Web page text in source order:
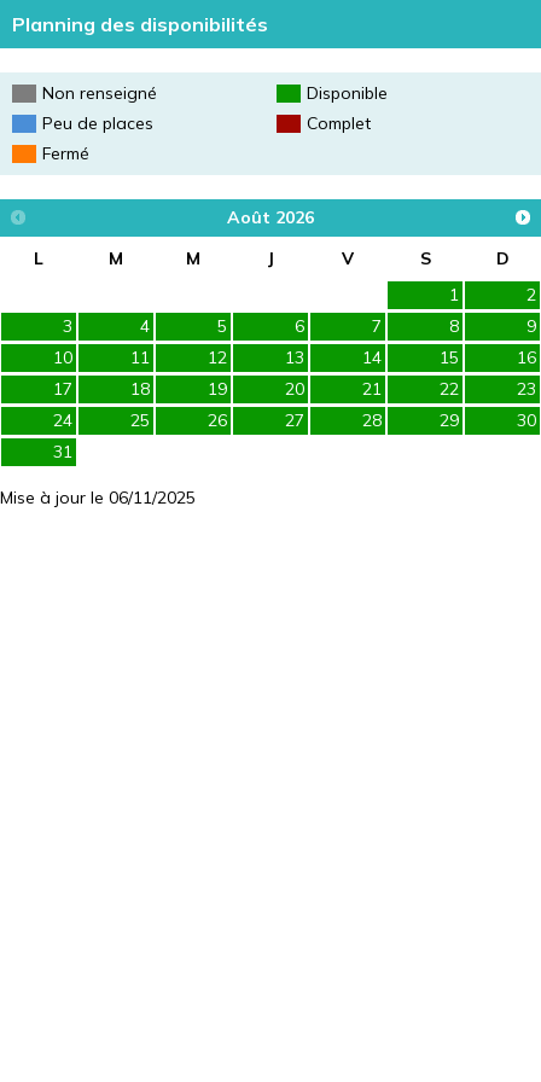
Planning des disponibilités
Non renseigné
Disponible
Peu de places
Complet
Fermé
Août 2026
L
M M J V S
D
1
2
3
4 5 6 7 8
9
10
11 12 13 14 15
16
17
18 19 20 21 22
23
24
25 26 27 28 29
30
31
Mise à jour le 06/11/2025